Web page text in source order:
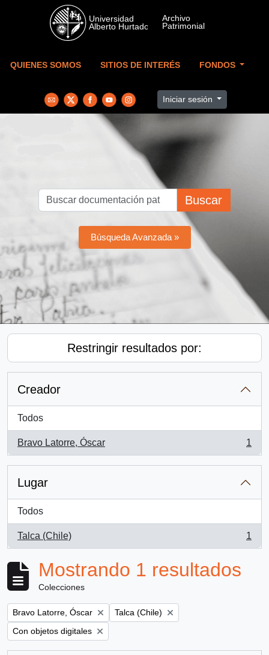
Skip to main content
QUIENES SOMOS SITIOS DE INTERÉS FONDOS
Iniciar sesión
Buscar
Búsqueda Avanzada »
Restringir resultados por:
Creador
Todos
Bravo Latorre, Óscar
, 1 resultados
1
Lugar
Todos
Talca (Chile)
, 1 resultados
1
Mostrando 1 resultados
Colecciones
Remove filter:
Bravo Latorre, Óscar Remove filter:
Talca (Chile)
Remove filter:
Con objetos digitales